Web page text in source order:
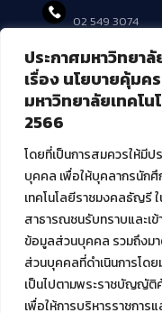
ประกาศมหาวิทยา
เรื่อง นโยบายคุ้ม
มหาวิทยาลัยเทคโ
2566
โดยที่เป็นการสมควรให้มี
บุคคล เพื่อให้บุคลากรนักศึ
เทคโนโลยีราชมงคลธัญรี
สาธารณชนรับทราบและเ
ข้อมูลส่วนบุคคล รวมถึงม
ส่วนบุคคลที่ดำเนินการโด
เป็นไปตามพระราชบัญญั
เพื่อให้การบริหารราชการ
02 549 3074
บริการอื่นๆ ของ สวส.
ศูนย์สื่อดิจิทัล
ศูนย์นวัตกรรมและควา
สมัยใหม่ (MoSeC)
งานบริการวิชาการใ
โครงการส่งเสริมแล
กิจกรรมการเชื่อมโยง
เกษตร ภายใต้โครงการ